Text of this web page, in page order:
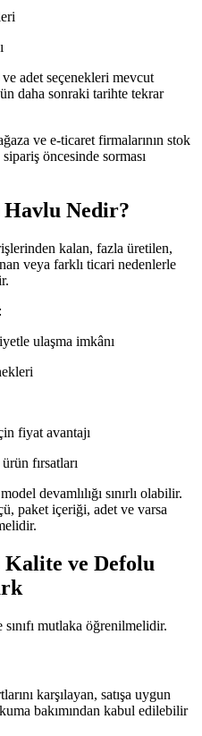
adet seçenekleri mevcut
daha sonraki tarihte tekrar
ve e-ticaret firmalarının stok
öncesinde sorması
Havlu Nedir?
kalan, fazla üretilen,
veya farklı ticari nedenlerle
ulaşma imkânı
fiyat avantajı
fırsatları
devamlılığı sınırlı olabilir.
paket içeriği, adet ve varsa
ve Defolu
mutlaka öğrenilmelidir.
karşılayan, satışa uygun
bakımından kabul edilebilir